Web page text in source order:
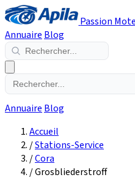
Passion
Annuaire Blog
Annuaire Blog
Accueil
/Stations-Service
/Cora
/Grosbliederstroff